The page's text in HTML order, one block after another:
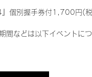
』個別握手券付1,700円(
間などは以下イベントに